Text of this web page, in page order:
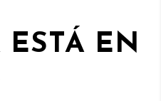
ESTÁ EN